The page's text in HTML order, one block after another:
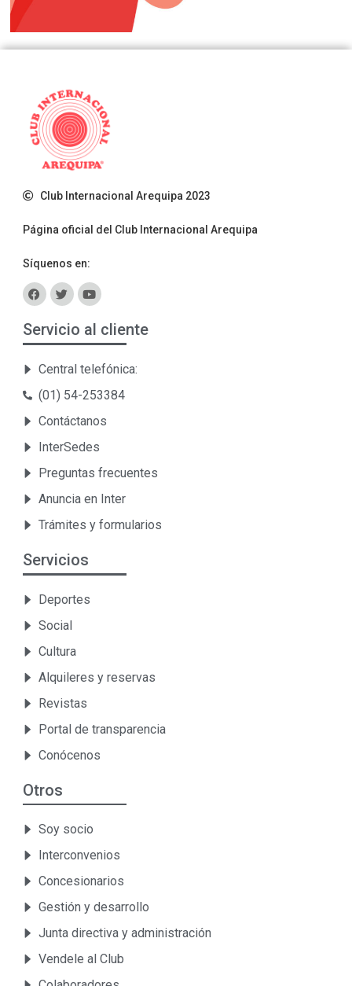
Club Internacional Arequipa 2023
Página oficial del Club Internacional Arequipa
Síquenos en:
Servicio al cliente
Central telefónica:
(01) 54-253384
Contáctanos
InterSedes
Preguntas frecuentes
Anuncia en Inter
Trámites y formularios
Servicios
Deportes
Social
Cultura
Alquileres y reservas
Revistas
Portal de transparencia
Conócenos
Otros
Soy socio
Interconvenios
Concesionarios
Gestión y desarrollo
Junta directiva y administración
Vendele al Club